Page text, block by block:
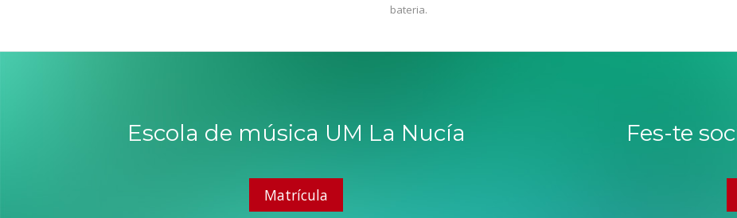
bateria.
Escola de música UM La Nucía
Matrícula
Fes-te